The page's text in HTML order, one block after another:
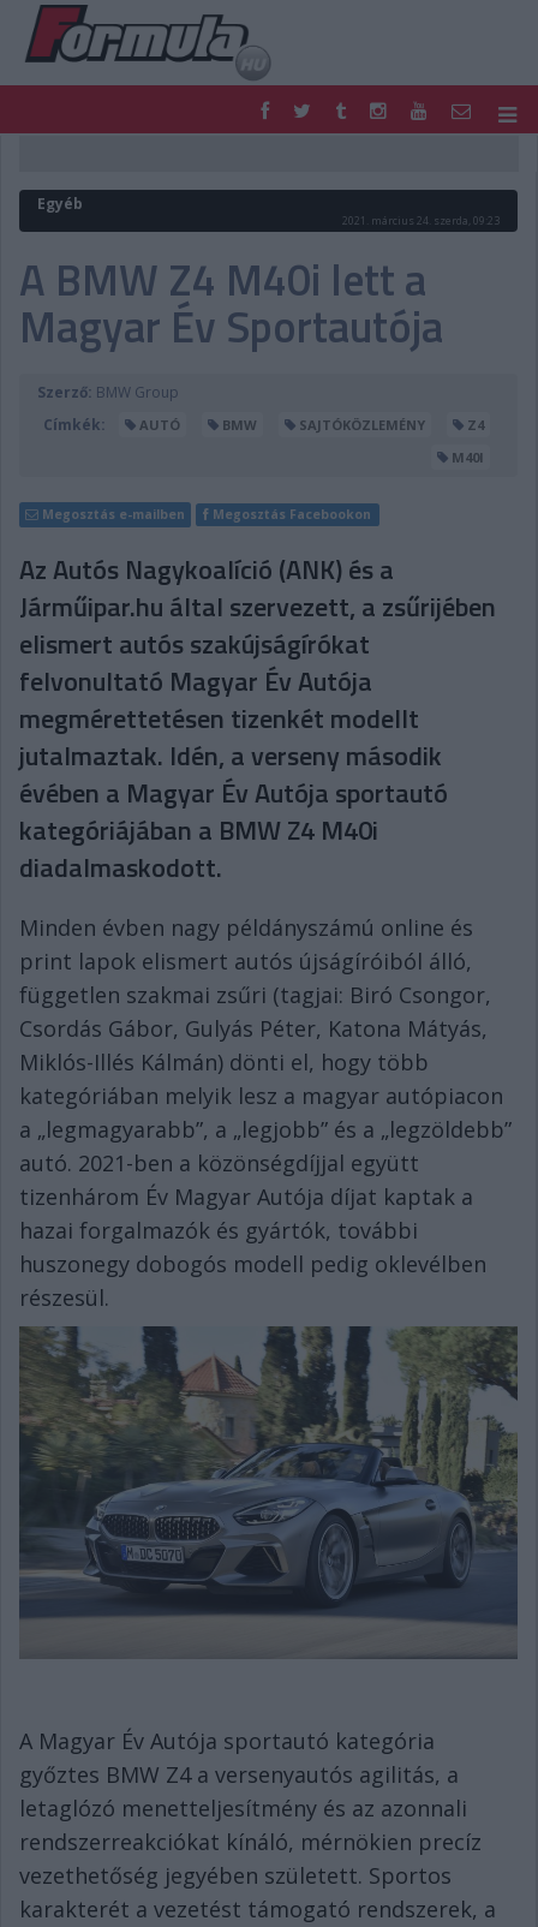
FORMULA
MOTOR
PODCAST
SHOP
LIVE
TIPPJÁTÉK
DIGITÁLIS MAGAZIN
PONTÁLLÁSOK
Egyéb
2021. március 24. szerda, 09:23
A BMW Z4 M40i lett a
Magyar Év Sportautója
Szerző: BMW Group
Címkék:
AUTÓ BMW SAJTÓKÖZLEMÉNY
Z4
M40I
Megosztás e-mailben Megosztás Facebookon
Az Autós Nagykoalíció (ANK) és a
Járműipar.hu által szervezett, a zsűrijében
elismert autós szakújságírókat
felvonultató Magyar Év Autója
megmérettetésen tizenkét modellt
jutalmaztak. Idén, a verseny második
évében a Magyar Év Autója sportautó
kategóriájában a BMW Z4 M40i
diadalmaskodott.
Minden évben nagy példányszámú online és
print lapok elismert autós újságíróiból álló,
független szakmai zsűri (tagjai: Biró Csongor,
Csordás Gábor, Gulyás Péter, Katona Mátyás,
Miklós-Illés Kálmán) dönti el, hogy több
kategóriában melyik lesz a magyar autópiacon
a „legmagyarabb”, a „legjobb” és a „legzöldebb”
autó. 2021-ben a közönségdíjjal együtt
tizenhárom Év Magyar Autója díjat kaptak a
hazai forgalmazók és gyártók, további
huszonegy dobogós modell pedig oklevélben
részesül.
A Magyar Év Autója sportautó kategória
győztes BMW Z4 a versenyautós agilitás, a
letaglózó menetteljesítmény és az azonnali
rendszerreakciókat kínáló, mérnökien precíz
vezethetőség jegyében született. Sportos
karakterét a vezetést támogató rendszerek, a